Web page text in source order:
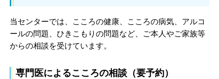
当センターでは、こころの健康、こころの病気、アルコ
ールの問題、ひきこもりの問題など、ご本人やご家族等
からの相談を受けています。
専門医によるこころの相談（要予約）